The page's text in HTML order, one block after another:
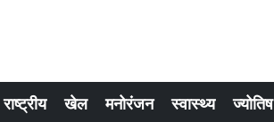
राष्ट्रीय खेल मनोरंजन स्वास्थ्य ज्योतिष